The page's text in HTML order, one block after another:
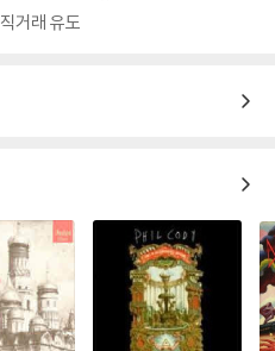
거래 유도